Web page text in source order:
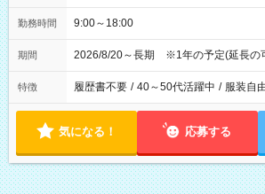
勤務時間 9:00～18:00
期間 2026/8/20～長期 ※1年の予定(延長の
特徴 履歴書不要 / 40～50代活躍中 / 服装自
気になる！ 応募する